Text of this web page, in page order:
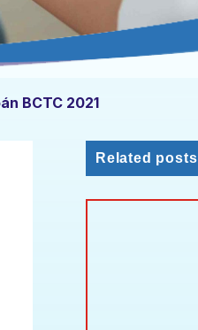
BCTC 2021
Related posts